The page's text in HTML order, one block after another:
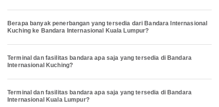
Berapa banyak penerbangan yang tersedia dari Bandara Internasional
Kuching ke Bandara Internasional Kuala Lumpur?
Terminal dan fasilitas bandara apa saja yang tersedia di Bandara
Internasional Kuching?
Terminal dan fasilitas bandara apa saja yang tersedia di Bandara
Internasional Kuala Lumpur?